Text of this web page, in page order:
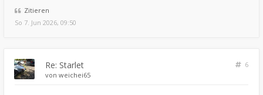
Zitieren
So 7. Jun 2026, 09:50
Re: Starlet
6
von weichei65